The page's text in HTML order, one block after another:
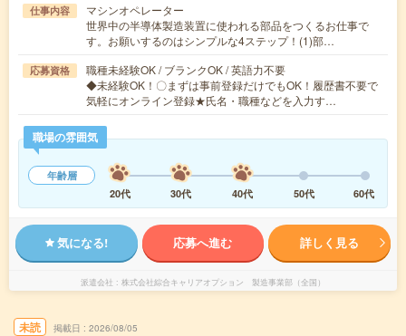
仕事内容
マシンオペレーター
世界中の半導体製造装置に使われる部品をつくるお仕事で
す。お願いするのはシンプルな4ステップ！(1)部…
応募資格
職種未経験OK / ブランクOK / 英語力不要
◆未経験OK！〇まずは事前登録だけでもOK！履歴書不要で
気軽にオンライン登録★氏名・職種などを入力す…
職場の雰囲気
年齢層
20代
30代 40代 50代 60代
気になる! 応募へ進む 詳しく見る
派遣会社 株式会社綜合キャリアオプション 製造事業部（全国）
未読 掲載日 2026/08/05